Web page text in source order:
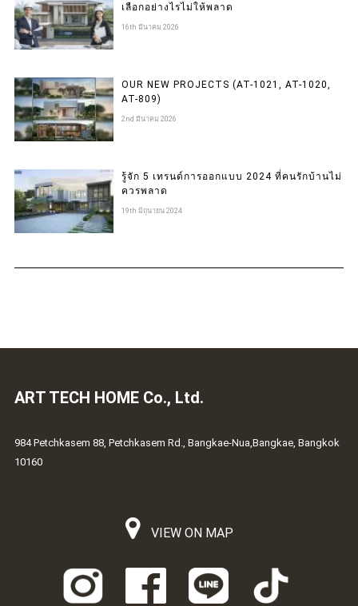
เลือกอย่างไรไม่ให้พลาด
16th มีนาคม 2026
OUR NEW PROJECTS (AT-1021, AT-1020,
AT-809)
2nd มีนาคม 2026
รู้จัก 5 เทรนด์การออกแบบ 2024 ที่คนรักบ้านไม่
ควรพลาด
19th มิถุนายน 2024
ART TECH HOME Co., Ltd.
984 Petchkasem 88, Petchkasem Rd., Bangkae-Nua,Bangkae, Bangkok
10160
VIEW ON MAP